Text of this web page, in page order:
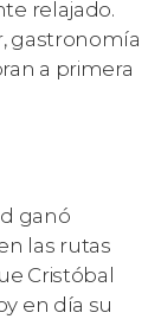
relajado.
gastronomía
a primera
ganó
las rutas
Cristóbal
en día su